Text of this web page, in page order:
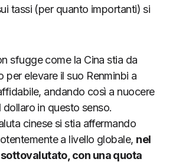
tassi (per quanto importanti) si
sfugge come la Cina stia da
per elevare il suo Renminbi a
andando così a nuocere
dollaro in questo senso.
cinese si stia affermando
a livello globale, nel
con una quota